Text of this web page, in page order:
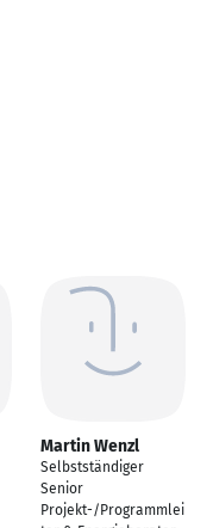
Martin Wenzl
Selbstständiger
Senior
Projekt-/Programmlei